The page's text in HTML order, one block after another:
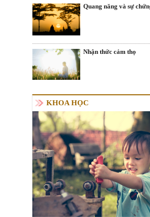
Quang năng và sự
Nhận thức cảm thọ
KHOA HỌC